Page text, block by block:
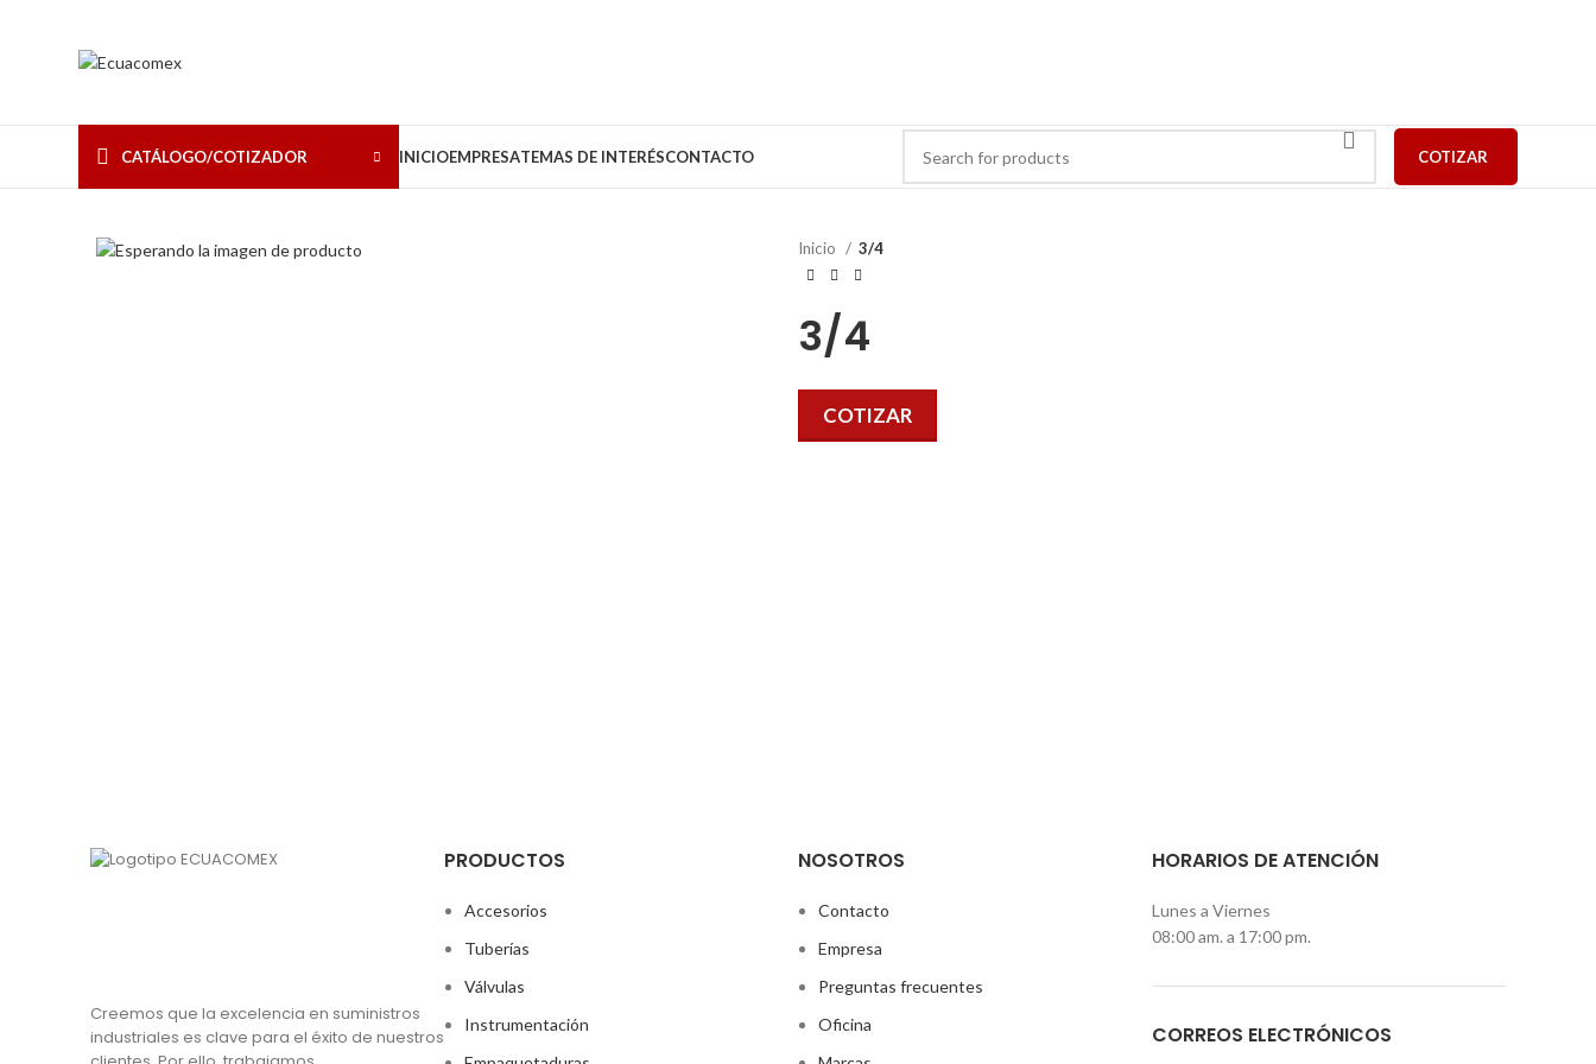
CATÁLOGO/COTIZADOR INICIOEMPRESATEMAS DE INTERÉSCONTACTO COTIZAR
Inicio 3/4
3/4
COTIZAR
Creemos que la excelencia en suministros
industriales es clave para el éxito de nuestros
PRODUCTOS
Accesorios
Tuberías
Válvulas
Instrumentación
NOSOTROS
Contacto
Empresa
Preguntas frecuentes
Oficina
HORARIOS DE ATENCIÓN
Lunes a Viernes
08:00 am. a 17:00 pm.
CORREOS ELECTRÓNICOS